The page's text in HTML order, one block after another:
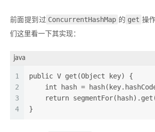
前面提到过 ConcurrentHashMap 的 get 操
们这里看一下其实现：
java
1
2
3
4
public V get(Object key) {
int hash =
return
}